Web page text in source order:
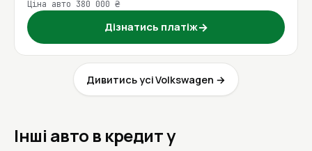
Ціна авто 380 000 ₴
Дізнатись платіж→
Дивитись усі Volkswagen →
Інші авто в кредит у